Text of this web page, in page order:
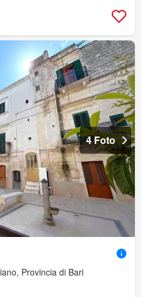
4 Foto
Provincia di Bari